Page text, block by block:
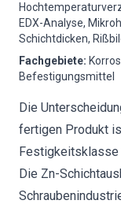
EDX-Analyse,
Schichtdicken,
Fachgebiete:
Befestigungsmittel
Die
fertigen Produkt
Festigkeitsklasse
Die Zn-